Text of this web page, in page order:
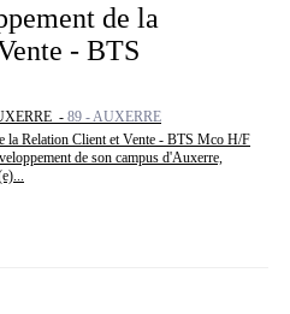
de la
- BTS
- 89 - AUXERRE
la Relation Client et Vente - BTS Mco H/F
de son campus d'Auxerre,